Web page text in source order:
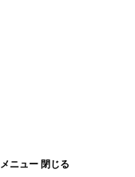
メニュー 閉じる